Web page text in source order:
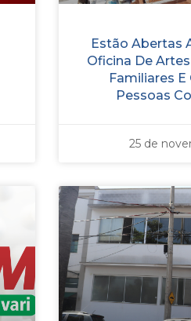
Estão Abertas
Oficina De
Familiares
Pessoas
25 de